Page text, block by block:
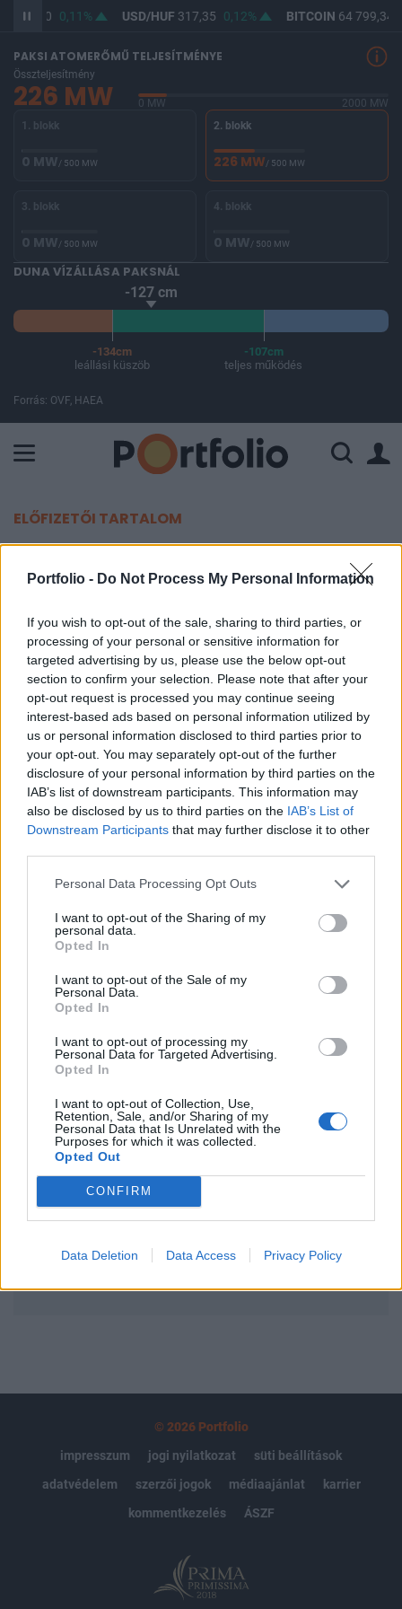
Portfolio - Do Not Process My Personal Information
If you wish to opt-out of the sale, sharing to third parties, or
processing of your personal or sensitive information for
targeted advertising by us, please use the below opt-out
section to confirm your selection. Please note that after your
opt-out request is processed you may continue seeing
interest-based ads based on personal information utilized by
us or personal information disclosed to third parties prior to
your opt-out. You may separately opt-out of the further
disclosure of your personal information by third parties on the
IAB’s list of downstream participants. This information may
also be disclosed by us to third parties on the IAB’s List of
Downstream Participants that may further disclose it to other
Personal Data Processing Opt Outs
I want to opt-out of the Sharing of my
personal data.
Opted In
I want to opt-out of the Sale of my
Personal Data.
Opted In
I want to opt-out of processing my
Personal Data for Targeted Advertising.
Opted In
I want to opt-out of Collection, Use,
Retention, Sale, and/or Sharing of my
Personal Data that Is Unrelated with the
Purposes for which it was collected.
Opted Out
CONFIRM
Data Deletion Data Access Privacy Policy
365,80 0,11% USD/HUF 317,35 0,12% BITCOIN 64 799,34
PAKSI ATOMERŐMŰ TELJESÍTMÉNYE
Összteljesítmény
226 MW 0 MW
2000 MW
1. blokk
0 MW/ 500 MW
2. blokk
226 MW/ 500 MW
3. blokk
0 MW/ 500 MW
4. blokk
0 MW/ 500 MW
DUNA VÍZÁLLÁSA PAKSNÁL
-127 cm
-134cm
leállási küszöb
-107cm
teljes működés
Forrás: OVF, HAEA
ELŐFIZETŐI TARTALOM
exportőrök is örülhettek
2004. augusztus 11. 09:05
Folytatódott az emelkedés a japán
részvénypiacon, melyből ezúttal már az
exportőrök is kivették a részüket. Az irányadó
index ismét 11,000 fölé lendült.
A Nikkei 225 0.9%-os emelkedést követően 11,049 ponton
zárt, míg a tőzsde első szekciójának valamennyi papírját
tartalmazó Topix 1.5%-os pluszban, 1,121 ponton
állapodott meg. A Fed kommentárja nyomán kialakult
visszatértek az exportőrök részvényeihez. A Toyota 3.2, a
Honda 3.1, a Nissan 2%-kal erősödött. A technológiai...
KEDVES OLVASÓNK!
tartozik, melynek olvasása előfizetéses
regisztrációhoz kötött.
Az előfizetés a következőket tartalmazza:
Portfolio.hu teljes cikkarchívum
Kötéslisták: BÉT elmúlt 2 év napon belüli
kötéslistái
Előfizetés
MÁR ELŐFIZETŐNK VAGY?BEJELENTKEZÉS
© 2026 Portfolio
impresszum
jogi nyilatkozat
süti beállítások
adatvédelem
szerzői jogok médiaajánlat
karrier
kommentkezelés
ÁSZF